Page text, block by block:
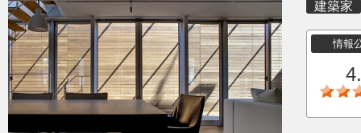
建築家
情報